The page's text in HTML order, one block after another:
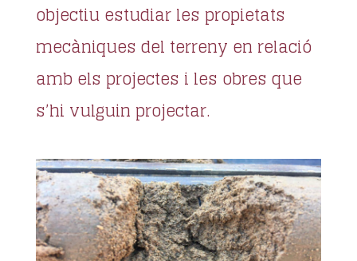
objectiu estudiar les propietats
mecàniques del terreny en relació
amb els projectes i les obres que
s’hi vulguin projectar.